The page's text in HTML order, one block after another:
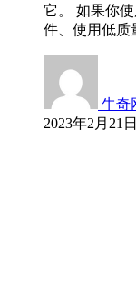
它。 如果你
件、使用低
牛奇
2023年2月21日